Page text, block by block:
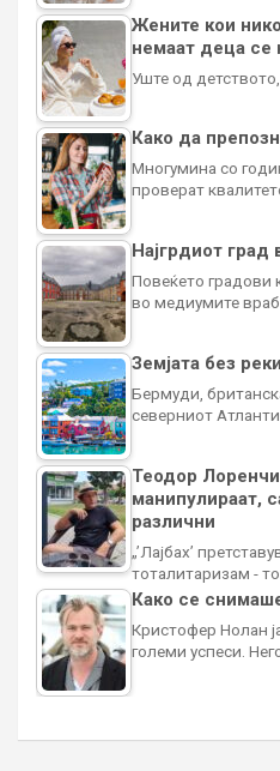
Жените кои
немаат деца се
Уште од
Како да
Многумина со
проверат
Најгрдиот град
Повеќето градови
во медиумите
Земјата без
Бермуди,
северниот
Теодор
манипулираат,
различни
„’Лајбах’
тоталитаризам -
Како се
Кристофер Нолан
големи успеси.